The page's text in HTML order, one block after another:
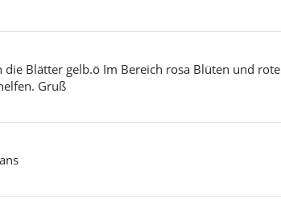
Blätter gelb.ö Im Bereich rosa Blüten und rote
Gruß